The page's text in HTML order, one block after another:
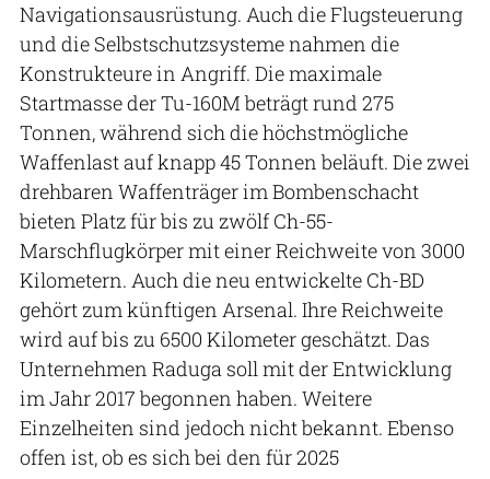
Navigationsausrüstung. Auch die Flugsteuerung
und die Selbstschutzsysteme nahmen die
Konstrukteure in Angriff. Die maximale
Startmasse der Tu-160M beträgt rund 275
Tonnen, während sich die höchstmögliche
Waffenlast auf knapp 45 Tonnen beläuft. Die zwei
drehbaren Waffenträger im Bombenschacht
bieten Platz für bis zu zwölf Ch-55-
Marschflugkörper mit einer Reichweite von 3000
Kilometern. Auch die neu entwickelte Ch-BD
gehört zum künftigen Arsenal. Ihre Reichweite
wird auf bis zu 6500 Kilometer geschätzt. Das
Unternehmen Raduga soll mit der Entwicklung
im Jahr 2017 begonnen haben. Weitere
Einzelheiten sind jedoch nicht bekannt. Ebenso
offen ist, ob es sich bei den für 2025